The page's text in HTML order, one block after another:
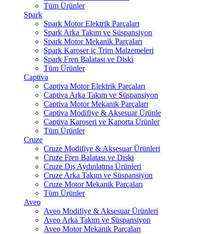
Tüm Ürünler
Spark
Spark Motor Elektrik Parçaları
Spark Arka Takım ve Süspansiyon
Spark Motor Mekanik Parçaları
Spark Karoser iç Trim Malzemeleri
Spark Fren Balatası ve Diski
Tüm Ürünler
Captiva
Captiva Motor Elektrik Parçaları
Captiva Arka Takım ve Süspansiyon
Captiva Motor Mekanik Parçaları
Captiva Modifiye & Aksesuar Ürünle
Captiva Karoseri ve Kaporta Ürünler
Tüm Ürünler
Cruze
Cruze Modifiye & Aksesuar Ürünleri
Cruze Fren Balatası ve Diski
Cruze Dış Aydınlatma Ürünleri
Cruze Arka Takım ve Süspansiyon
Cruze Motor Mekanik Parçaları
Tüm Ürünler
Aveo
Aveo Modifiye & Aksesuar Ürünleri
Aveo Arka Takım ve Süspansiyon
Aveo Motor Mekanik Parçaları